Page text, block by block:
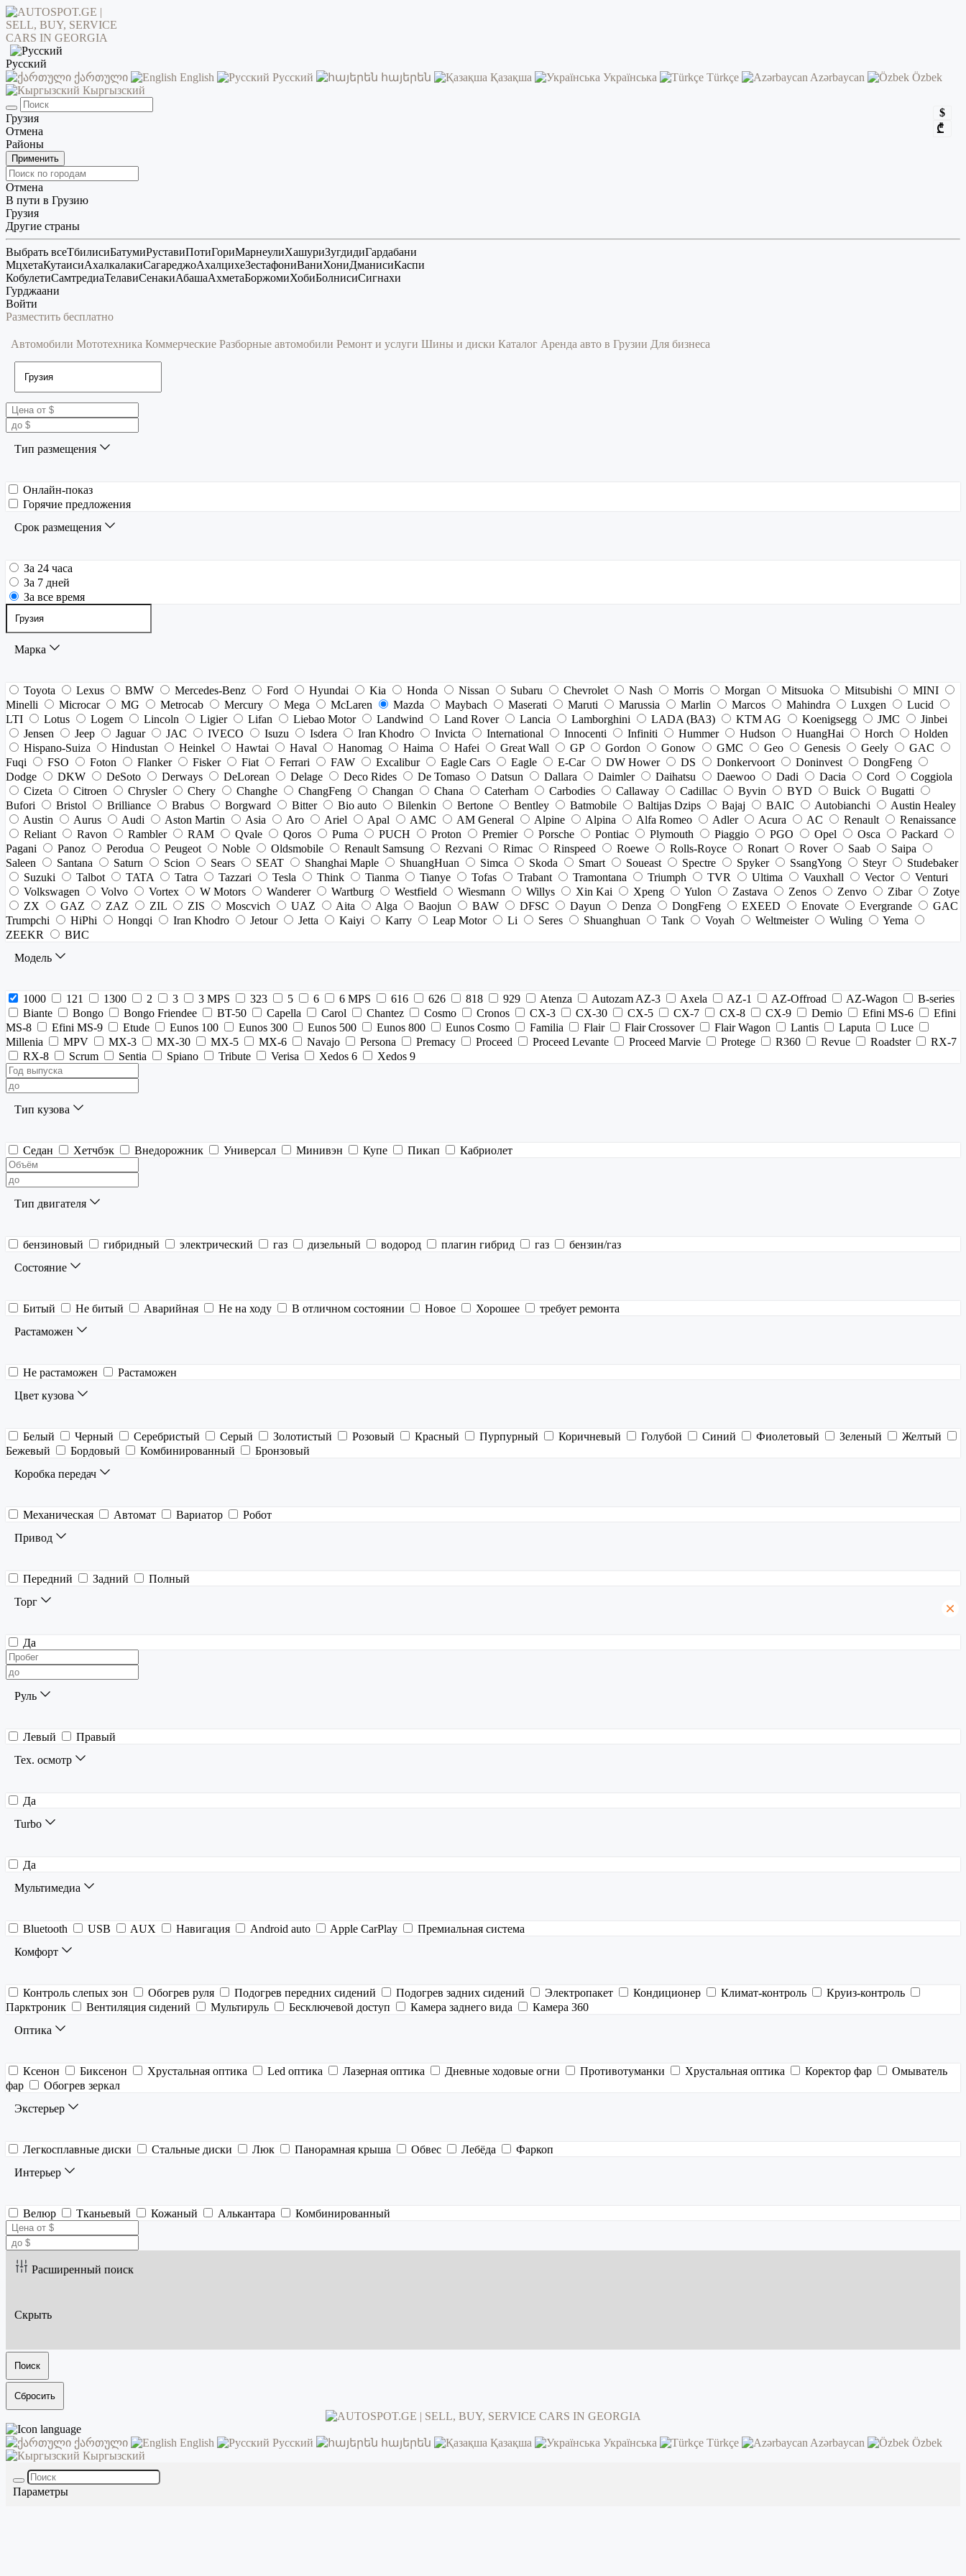
Русский
ქართული
English Русский հայերեն Қазақша Українська Türkçe Azərbaycan
Özbek
Кыргызский
$
₾
Грузия
Отмена
Районы
Применить
Отмена
В пути в Грузию
Грузия
Другие страны
Выбрать всеТбилисиБатумиРуставиПотиГориМарнеулиХашуриЗугдидиГардабани
МцхетаКутаисиАхалкалакиСагареджоАхалцихеЗестафониВаниХониДманисиКаспи
КобулетиСамтредиаТелавиСенакиАбашаАхметаБоржомиХобиБолнисиСигнахи
Гурджаани
Войти
Разместить бесплатно
Автомобили Мототехника Коммерческие Разборные автомобили Ремонт и услуги Шины и диски Каталог Аренда авто в Грузии Для бизнеса
Тип размещения
Онлайн-показ
Горячие предложения
Срок размещения
За 24 часа
За 7 дней
За все время
Марка
Toyota Lexus BMW Mercedes-Benz Ford Hyundai Kia Honda Nissan Subaru Chevrolet Nash Morris Morgan Mitsuoka Mitsubishi
MINI
Minelli
Microcar MG Metrocab Mercury Mega McLaren Mazda Maybach Maserati Maruti Marussia Marlin Marcos Mahindra Luxgen
Lucid
LTI
Lotus Logem Lincoln Ligier Lifan Liebao Motor Landwind Land Rover Lancia Lamborghini LADA (ВАЗ) KTM AG Koenigsegg JMC
Jinbei
Jensen
Jeep Jaguar JAC IVECO Isuzu Isdera Iran Khodro Invicta International Innocenti Infiniti Hummer Hudson HuangHai Horch
Holden
Hispano-Suiza
Hindustan Heinkel Hawtai Haval Hanomag Haima Hafei Great Wall GP Gordon Gonow GMC Geo Genesis Geely
GAC
Fuqi
FSO Foton Flanker Fisker Fiat Ferrari FAW Excalibur Eagle Cars Eagle E-Car DW Hower DS Donkervoort Doninvest
DongFeng
Dodge
DKW DeSoto Derways DeLorean Delage Deco Rides De Tomaso Datsun Dallara Daimler Daihatsu Daewoo Dadi Dacia Cord
Coggiola
Cizeta
Citroen Chrysler Chery Changhe ChangFeng Changan Chana Caterham Carbodies Callaway Cadillac Byvin BYD Buick
Bugatti
Bufori
Bristol Brilliance Brabus Borgward Bitter Bio auto Bilenkin Bertone Bentley Batmobile Baltijas Dzips Bajaj BAIC Autobianchi
Austin Healey
Austin
Aurus Audi Aston Martin Asia Aro Ariel Apal AMC AM General Alpine Alpina Alfa Romeo Adler Acura AC Renault
Renaissance
Reliant
Ravon Rambler RAM Qvale Qoros Puma PUCH Proton Premier Porsche Pontiac Plymouth Piaggio PGO Opel Osca
Packard
Pagani
Panoz Perodua Peugeot Noble Oldsmobile Renault Samsung Rezvani Rimac Rinspeed Roewe Rolls-Royce Ronart Rover Saab
Saipa
Saleen
Santana Saturn Scion Sears SEAT Shanghai Maple ShuangHuan Simca Skoda Smart Soueast Spectre Spyker SsangYong Steyr
Studebaker
Suzuki
Talbot TATA Tatra Tazzari Tesla Think Tianma Tianye Tofas Trabant Tramontana Triumph TVR Ultima Vauxhall Vector
Venturi
Volkswagen
Volvo Vortex W Motors Wanderer Wartburg Westfield Wiesmann Willys Xin Kai Xpeng Yulon Zastava Zenos Zenvo Zibar
Zotye
ZX
GAZ ZAZ ZIL ZIS Moscvich UAZ Aita Alga Baojun BAW DFSC Dayun Denza DongFeng EXEED Enovate Evergrande
GAC
Trumpchi
HiPhi Hongqi Iran Khodro Jetour Jetta Kaiyi Karry Leap Motor Li Seres Shuanghuan Tank Voyah Weltmeister Wuling
Yema
ZEEKR
ВИС
Модель
1000 121 1300 2 3 3 MPS 323 5 6 6 MPS 616 626 818 929 Atenza Autozam AZ-3 Axela AZ-1 AZ-Offroad AZ-Wagon
B-series
Biante
Bongo Bongo Friendee BT-50 Capella Carol Chantez Cosmo Cronos CX-3 CX-30 CX-5 CX-7 CX-8 CX-9 Demio Efini MS-6
Efini
MS-8
Efini MS-9 Etude Eunos 100 Eunos 300 Eunos 500 Eunos 800 Eunos Cosmo Familia Flair Flair Crossover Flair Wagon Lantis Laputa
Luce
Millenia
MPV MX-3 MX-30 MX-5 MX-6 Navajo Persona Premacy Proceed Proceed Levante Proceed Marvie Protege R360 Revue Roadster
RX-7
RX-8
Scrum Sentia Spiano Tribute Verisa Xedos 6 Xedos 9
Тип кузова
Седан Хетчбэк Внедорожник Универсал Минивэн Купе Пикап Кабриолет
Тип двигателя
бензиновый гибридный электрический газ дизельный водород плагин гибрид газ
бензин/газ
Состояние
Битый Не битый Аварийная Не на ходу В отличном состоянии Новое Хорошее
требует ремонта
Растаможен
Не растаможен
Растаможен
Цвет кузова
Белый Черный Серебристый Серый Золотистый Розовый Красный Пурпурный Коричневый Голубой Синий Фиолетовый Зеленый
Желтый
Бежевый
Бордовый Комбинированный
Бронзовый
Коробка передач
Механическая Автомат Вариатор
Робот
Привод
Передний Задний
Полный
Торг
Да
Руль
Левый
Правый
Тех. осмотр
Да
Turbo
Да
Мультимедиа
Bluetooth USB AUX Навигация Android auto Apple CarPlay
Премиальная система
Комфорт
Контроль слепых зон Обогрев руля Подогрев передних сидений Подогрев задних сидений Электропакет Кондиционер Климат-контроль
Круиз-контроль
Парктроник
Вентиляция сидений Мультируль Бесключевой доступ Камера заднего вида
Камера 360
Оптика
Ксенон Биксенон Хрустальная оптика Led оптика Лазерная оптика Дневные ходовые огни Противотуманки Хрустальная оптика Коректор фар
Омыватель
фар
Обогрев зеркал
Экстерьер
Легкосплавные диски Стальные диски Люк Панорамная крыша Обвес Лебёда
Фаркоп
Интерьер
Велюр Тканьевый Кожаный Алькантара Комбинированный
Расширенный поиск
Скрыть
Поиск
Сбросить
ქართული English Русский հայերեն Қазақша Українська Türkçe Azərbaycan
Özbek
Кыргызский
Параметры